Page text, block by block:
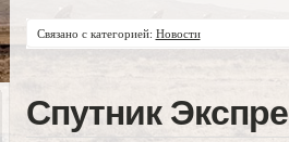
Связано с категорией: Новости
Спутник